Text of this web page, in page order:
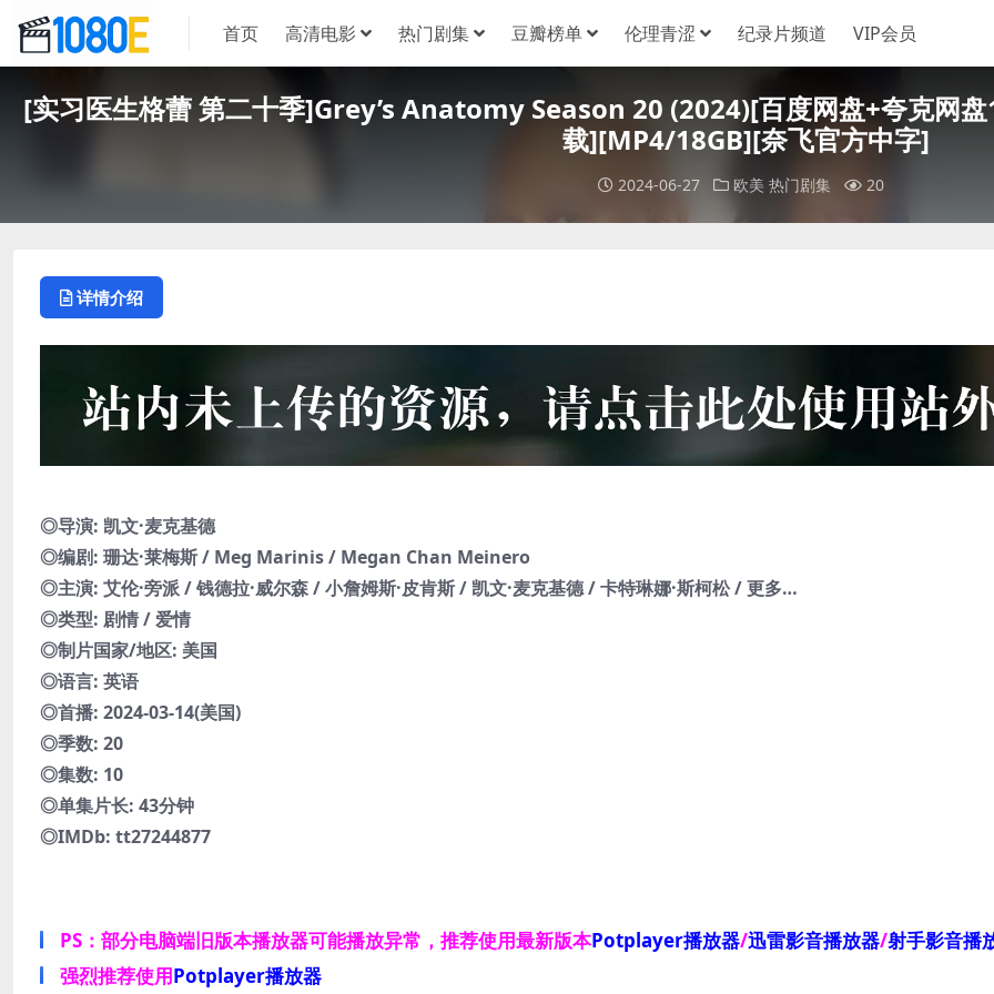
首页 高清电影 热门剧集 豆瓣榜单 伦理青涩 纪录片频道 VIP会员
[实习医生格蕾 第二十季]Grey’s Anatomy Season 20 (2024)[百度网盘+夸克网
载][MP4/18GB][奈飞官方中字]
2024-06-27 欧美 热门剧集 20
详情介绍
◎导演: 凯文·麦克基德
◎编剧: 珊达·莱梅斯 / Meg Marinis / Megan Chan Meinero
◎主演: 艾伦·旁派 / 钱德拉·威尔森 / 小詹姆斯·皮肯斯 / 凯文·麦克基德 / 卡特琳娜·斯柯松 / 更多…
◎类型: 剧情 / 爱情
◎制片国家/地区: 美国
◎语言: 英语
◎首播: 2024-03-14(美国)
◎季数: 20
◎集数: 10
◎单集片长: 43分钟
◎IMDb: tt27244877
PS：部分电脑端旧版本播放器可能播放异常，推荐使用最新版本Potplayer播放器/迅雷影音播放器/射手影音播
强烈推荐使用Potplayer播放器